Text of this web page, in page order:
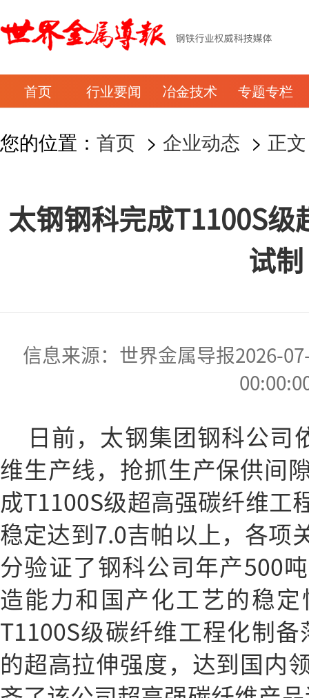
首页 行业要闻 冶金技术 专题专栏
您的位置： 首页 > 企业动态 > 正文
太钢钢科完成T1100S级
试制
信息来源：世界金属导报2026-
日前，太钢集团钢科公司
维生产线，抢抓生产保供间
成T1100S级超高强碳纤维工
稳定达到7.0吉帕以上，各项
分验证了钢科公司年产500
造能力和国产化工艺的稳
T1100S级碳纤维工程化制
的超高拉伸强度，达到国内